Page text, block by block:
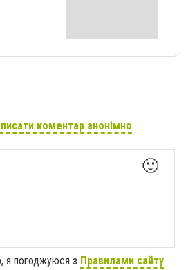
коментар анонімно
🙂
я погоджуюся з Правилами сайту